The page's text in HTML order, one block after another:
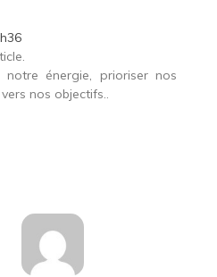
notre énergie, prioriser nos
nos objectifs..